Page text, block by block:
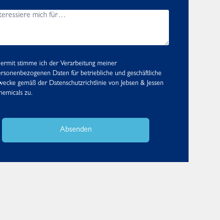
stimme ich der Verarbeitung meiner
Daten für betriebliche und geschäftliche
gemäß der Datenschutzrichtlinie von Jebsen & Jessen
zu.
Absenden